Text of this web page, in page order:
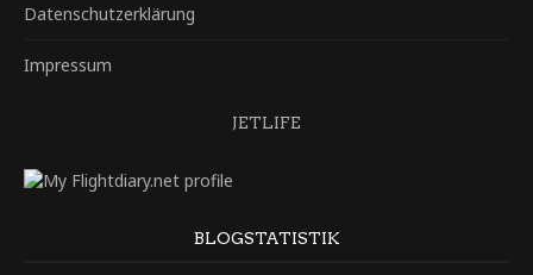
Datenschutzerklärung
Impressum
JETLIFE
BLOGSTATISTIK